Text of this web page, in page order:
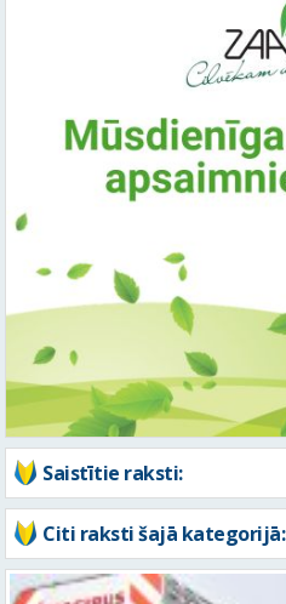
Saistītie raksti:
Citi raksti šajā kategorijā: